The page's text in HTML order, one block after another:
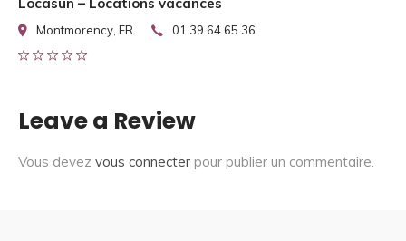
Montmorency, FR 01 39 64 65 36
Leave a Review
Vous devez vous connecter pour publier un commentaire.